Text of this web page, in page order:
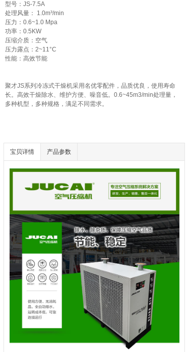
型号：JS-7.5A
处理风量： 1.0m³/min
压力：0.6~1.0 Mpa
功率：0.5KW
压缩介质：空气
压力露点：2~11°C
性能：高效节能
聚才JS系列冷冻式干燥机采用名优零配件，品质优良，使用寿命
长。高效干燥除水、维护方便、噪音低。0.6~45m3/min处理量，
多种机型，多种规格，满足不同需求。
宝贝详情 产品参数